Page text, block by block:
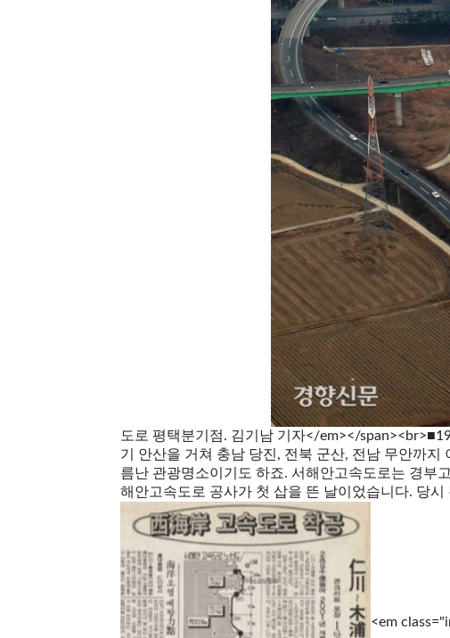
도로 평택분기점. 김기남 기자</em></
기 안산을 거쳐 충남 당진, 전북 군산, 전남 무안까
름난 관광명소이기도 하죠. 서해안고속도로는 경부
해안고속도로 공사가 첫 삽을 뜬 날이었습니다. 당
<em